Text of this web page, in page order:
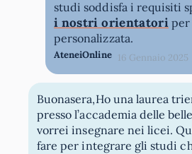
studi soddisfa i requisiti
i nostri orientatori per
personalizzata.
AteneiOnline 16 Gennaio 2025
Buonasera,Ho una laurea
presso l’accademia delle
vorrei insegnare nei licei.
fare per integrare gli studi